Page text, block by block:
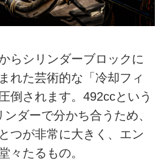
らシリンダーブロックに
れた芸術的な「冷却フィ
倒されます。492ccという
ダーで分かち合うため、
つが非常に大きく、エン
々たるもの。